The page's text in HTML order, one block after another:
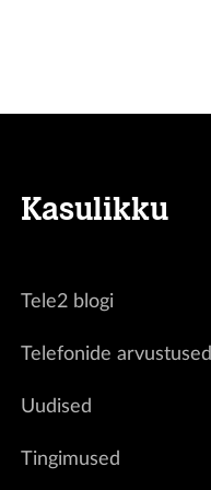
Kasulikku
Tele2 blogi
Telefonide arvustused
Uudised
Tingimused